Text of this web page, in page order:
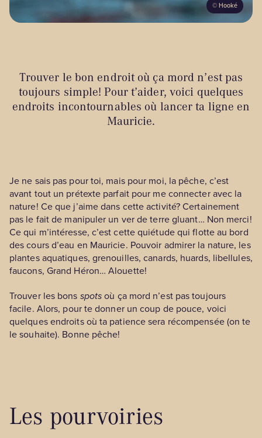
©Hooké
Trouver le bon endroit où ça mord n’est pas
toujours simple! Pour t’aider, voici quelques
endroits incontournables où lancer ta ligne en
Mauricie.
Je ne sais pas pour toi, mais pour moi, la pêche, c’est
avant tout un prétexte parfait pour me connecter avec la
nature! Ce que j’aime dans cette activité? Certainement
pas le fait de manipuler un ver de terre gluant… Non merci!
Ce qui m’intéresse, c’est cette quiétude qui flotte au bord
des cours d’eau en Mauricie. Pouvoir admirer la nature, les
plantes aquatiques, grenouilles, canards, huards, libellules,
faucons, Grand Héron… Alouette!
Trouver les bons spotsoù ça mord n’est pas toujours
facile. Alors, pour te donner un coup de pouce, voici
quelques endroits où ta patience sera récompensée (on te
le souhaite). Bonne pêche!
Les pourvoiries